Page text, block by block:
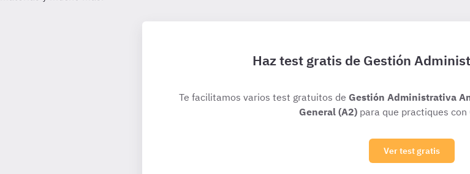
Haz test gratis de Gestión
Te facilitamos varios test gratuitos de Gestión Administrativa
General (A2) para que practiques con
Ver test gratis